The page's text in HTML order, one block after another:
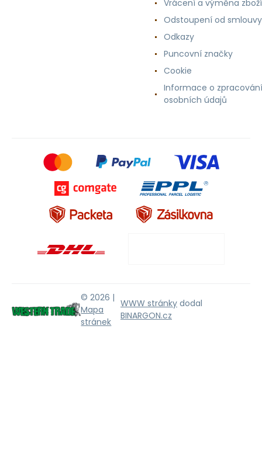
Vrácení a výměna zboží
Odstoupení od smlouvy
Odkazy
Puncovní značky
Cookie
Informace o zpracování
osobních údajů
© 2026 |
Mapa
stránek
WWW stránky dodal
BINARGON.cz